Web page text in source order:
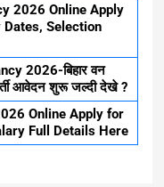
2026 Online Apply
Selection
2026-बिहार वन
आवेदन शुरू जल्दी देखे ?
Online Apply for
Full Details Here